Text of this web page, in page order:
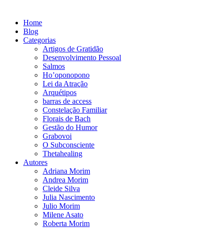
Home
Blog
Categorias
Artigos de Gratidão
Desenvolvimento Pessoal
Salmos
Ho’oponopono
Lei da Atração
Arquétipos
barras de access
Constelação Familiar
Florais de Bach
Gestão do Humor
Grabovoi
O Subconsciente
Thetahealing
Autores
Adriana Morim
Andrea Morim
Cleide Silva
Julia Nascimento
Julio Morim
Milene Asato
Roberta Morim